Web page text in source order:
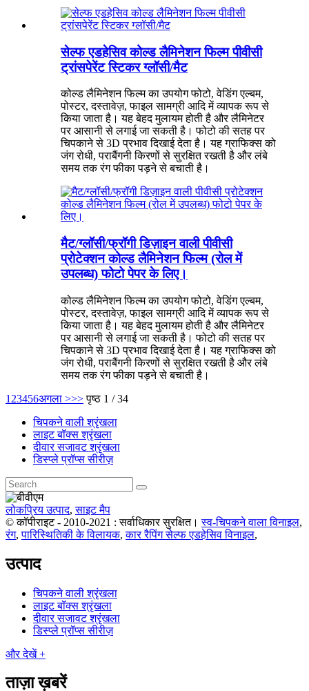
सेल्फ एडहेसिव कोल्ड लैमिनेशन फिल्म पीवीसी
ट्रांसपेरेंट स्टिकर ग्लॉसी/मैट
कोल्ड लैमिनेशन फिल्म का उपयोग फोटो, वेडिंग एल्बम,
पोस्टर, दस्तावेज़, फाइल सामग्री आदि में व्यापक रूप से
किया जाता है। यह बेहद मुलायम होती है और लैमिनेटर
पर आसानी से लगाई जा सकती है। फोटो की सतह पर
चिपकाने से 3D प्रभाव दिखाई देता है। यह ग्राफिक्स को
जंग रोधी, पराबैंगनी किरणों से सुरक्षित रखती है और लंबे
समय तक रंग फीका पड़ने से बचाती है।
मैट/ग्लॉसी/फ्रॉगी डिज़ाइन वाली पीवीसी
प्रोटेक्शन कोल्ड लैमिनेशन फिल्म (रोल में
उपलब्ध) फोटो पेपर के लिए।
कोल्ड लैमिनेशन फिल्म का उपयोग फोटो, वेडिंग एल्बम,
पोस्टर, दस्तावेज़, फाइल सामग्री आदि में व्यापक रूप से
किया जाता है। यह बेहद मुलायम होती है और लैमिनेटर
पर आसानी से लगाई जा सकती है। फोटो की सतह पर
चिपकाने से 3D प्रभाव दिखाई देता है। यह ग्राफिक्स को
जंग रोधी, पराबैंगनी किरणों से सुरक्षित रखती है और लंबे
समय तक रंग फीका पड़ने से बचाती है।
1 23456अगला >>> पृष्ठ 1 / 34
चिपकने वाली श्रृंखला
लाइट बॉक्स श्रृंखला
दीवार सजावट श्रृंखला
डिस्प्ले प्रॉप्स सीरीज़
लोकप्रिय उत्पाद,साइट मैप
© कॉपीराइट - 2010-2021 : सर्वाधिकार सुरक्षित। स्व-चिपकने वाला विनाइल,
रंग,पारिस्थितिकी के विलायक,कार रैपिंग सेल्फ एडहेसिव विनाइल,
उत्पाद
चिपकने वाली श्रृंखला
लाइट बॉक्स श्रृंखला
दीवार सजावट श्रृंखला
डिस्प्ले प्रॉप्स सीरीज़
और देखें +
ताज़ा ख़बरें